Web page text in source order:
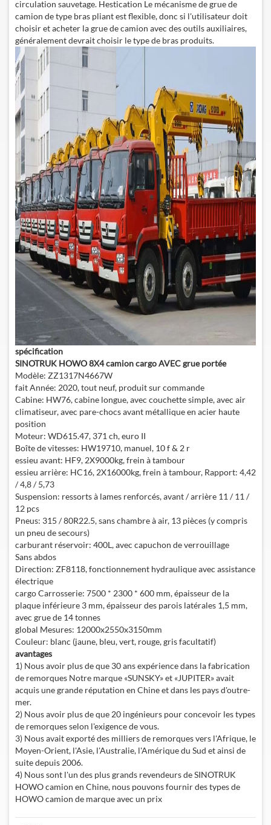
circulation sauvetage. Hestication Le mécanisme de grue de
camion de type bras pliant est flexible, donc si l'utilisateur doit
choisir et acheter la grue de camion avec des outils auxiliaires,
généralement devrait choisir le type de bras produits.
spécification
SINOTRUK HOWO 8X4 camion cargo AVEC grue portée
Modèle: ZZ1317N4667W
fait Année: 2020, tout neuf, produit sur commande
Cabine: HW76, cabine longue, avec couchette simple, avec air
climatiseur, avec pare-chocs avant métallique en acier haute
position
Moteur: WD615.47, 371 ch, euro II
Boîte de vitesses: HW19710, manuel, 10 f & 2 r
essieu avant: HF9, 2X9000kg, frein à tambour
essieu arrière: HC16, 2X16000kg, frein à tambour, Rapport: 4,42
/ 4,8 / 5,73
Suspension: ressorts à lames renforcés, avant / arrière 11 / 11 /
12 pcs
Pneus: 315 / 80R22.5, sans chambre à air, 13 pièces (y compris
un pneu de secours)
carburant réservoir: 400L, avec capuchon de verrouillage
Sans abdos
Direction: ZF8118, fonctionnement hydraulique avec assistance
électrique
cargo Carrosserie: 7500 * 2300 * 600 mm, épaisseur de la
plaque inférieure 3 mm, épaisseur des parois latérales 1,5 mm,
avec grue de 14 tonnes
global Mesures: 12000x2550x3150mm
Couleur: blanc (jaune, bleu, vert, rouge, gris facultatif)
avantages
1) Nous avoir plus de que 30 ans expérience dans la fabrication
de remorques Notre marque «SUNSKY» et «JUPITER» avait
acquis une grande réputation en Chine et dans les pays d'outre-
mer.
2) Nous avoir plus de que 20 ingénieurs pour concevoir les types
de remorques selon l'exigence de vous.
3) Nous avait exporté des milliers de remorques vers l'Afrique, le
Moyen-Orient, l'Asie, l'Australie, l'Amérique du Sud et ainsi de
suite depuis 2006.
4) Nous sont l'un des plus grands revendeurs de SINOTRUK
HOWO camion en Chine, nous pouvons fournir des types de
HOWO camion de marque avec un prix